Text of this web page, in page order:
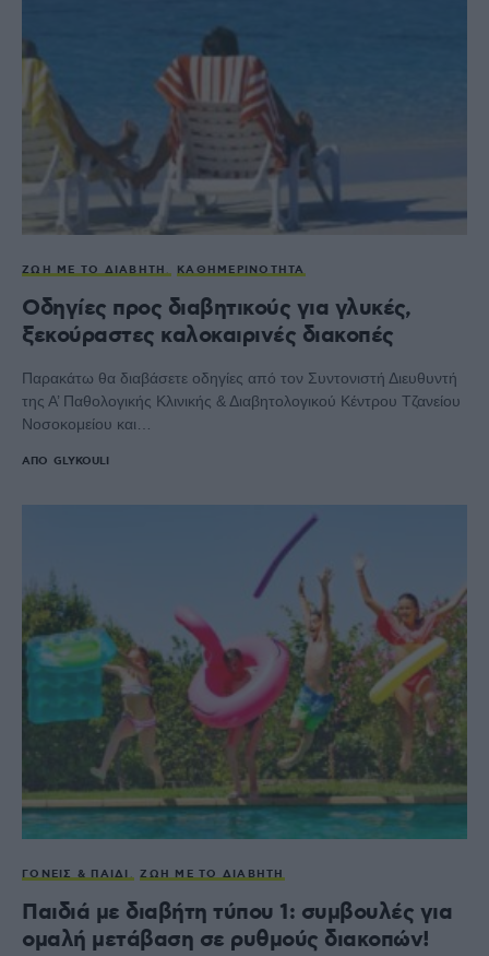
ΖΩΉ ΜΕ ΤΟ ΔΙΑΒΉΤΗ ΚΑΘΗΜΕΡΙΝΌΤΗΤΑ
Οδηγίες προς διαβητικούς για γλυκές,
ξεκούραστες καλοκαιρινές διακοπές
Παρακάτω θα διαβάσετε οδηγίες από τον Συντονιστή Διευθυντή
της Α’ Παθολογικής Κλινικής & Διαβητολογικού Κέντρου Τζανείου
Νοσοκομείου και…
ΑΠΌ GLYKOULI
ΓΟΝΕΊΣ & ΠΑΙΔΊ ΖΩΉ ΜΕ ΤΟ ΔΙΑΒΉΤΗ
Παιδιά με διαβήτη τύπου 1: συμβουλές για
ομαλή μετάβαση σε ρυθμούς διακοπών!